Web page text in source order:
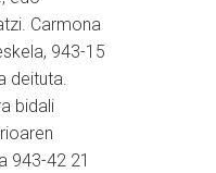
Carmona
943-15
deituta.
bidali
943-42 21